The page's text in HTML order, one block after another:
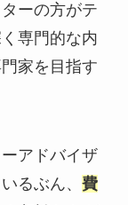
ーの方がテ
専門的な内
家を目指す
アドバイザ
るぶん、 費